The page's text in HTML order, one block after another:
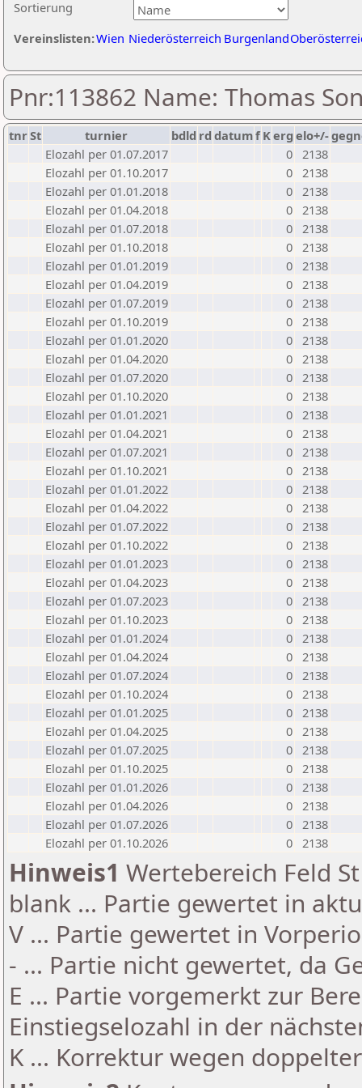
Sortierung
Vereinslisten:Wien Niederösterreich Burgenland
Pnr:113862 Name: Thomas
tnrSt turnier bdld rd datumf Kerg elo+/-
Elozahl per 01.07.2017
0 2138
Elozahl per 01.10.2017
0 2138
Elozahl per 01.01.2018
0 2138
Elozahl per 01.04.2018
0 2138
Elozahl per 01.07.2018
0 2138
Elozahl per 01.10.2018
0 2138
Elozahl per 01.01.2019
0 2138
Elozahl per 01.04.2019
0 2138
Elozahl per 01.07.2019
0 2138
Elozahl per 01.10.2019
0 2138
Elozahl per 01.01.2020
0 2138
Elozahl per 01.04.2020
0 2138
Elozahl per 01.07.2020
0 2138
Elozahl per 01.10.2020
0 2138
Elozahl per 01.01.2021
0 2138
Elozahl per 01.04.2021
0 2138
Elozahl per 01.07.2021
0 2138
Elozahl per 01.10.2021
0 2138
Elozahl per 01.01.2022
0 2138
Elozahl per 01.04.2022
0 2138
Elozahl per 01.07.2022
0 2138
Elozahl per 01.10.2022
0 2138
Elozahl per 01.01.2023
0 2138
Elozahl per 01.04.2023
0 2138
Elozahl per 01.07.2023
0 2138
Elozahl per 01.10.2023
0 2138
Elozahl per 01.01.2024
0 2138
Elozahl per 01.04.2024
0 2138
Elozahl per 01.07.2024
0 2138
Elozahl per 01.10.2024
0 2138
Elozahl per 01.01.2025
0 2138
Elozahl per 01.04.2025
0 2138
Elozahl per 01.07.2025
0 2138
Elozahl per 01.10.2025
0 2138
Elozahl per 01.01.2026
0 2138
Elozahl per 01.04.2026
0 2138
Elozahl per 01.07.2026
0 2138
Elozahl per 01.10.2026
0 2138
Hinweis1 Wertebereich Feld
blank ... Partie gewertet in
V ... Partie gewertet in
- ... Partie nicht gewertet, da
E ... Partie vorgemerkt zur
Einstiegselozahl in der
K ... Korrektur wegen